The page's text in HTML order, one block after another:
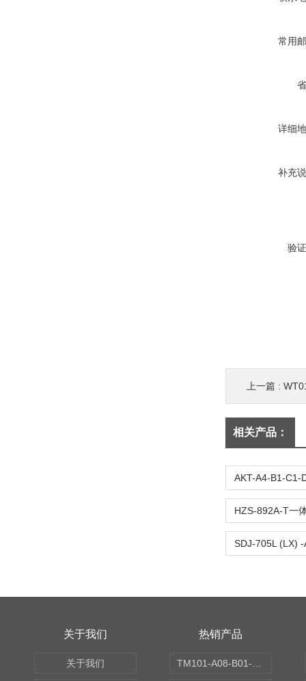
常用
详细
补充
验
上一篇 :
相关产品：
关于我们
关于我们
热销产品